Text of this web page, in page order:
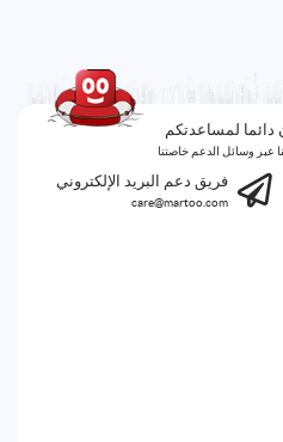
دائما لمساعدتكم
عبر وسائل الدعم خاصتنا
فريق دعم البريد الإلكتروني
care@martoo.com